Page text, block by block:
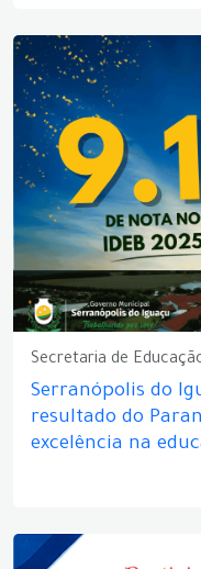
Secretaria de
Serranópolis do
resultado do
excelência na